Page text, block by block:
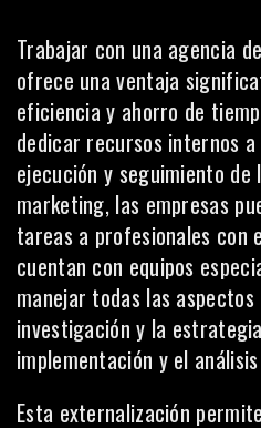
Trabajar con una agencia
ofrece una ventaja
eficiencia y ahorro de
dedicar recursos internos
ejecución y seguimiento de
marketing, las empresas
tareas a profesionales con
cuentan con equipos
manejar todas las
investigación y la estrategia
implementación y el
Esta externalización